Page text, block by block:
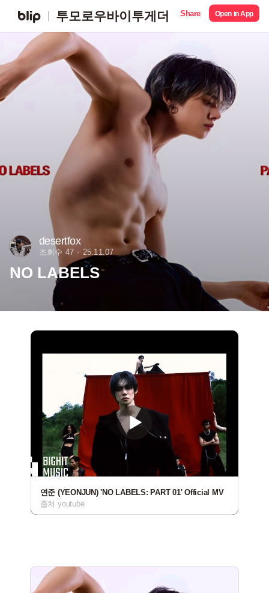
투모로우바이투게더 Share Open in App
desertfox
조회수 47 25.11.07
NO LABELS
연준 (YEONJUN) 'NO LABELS: PART 01' Official MV
출처 youtube